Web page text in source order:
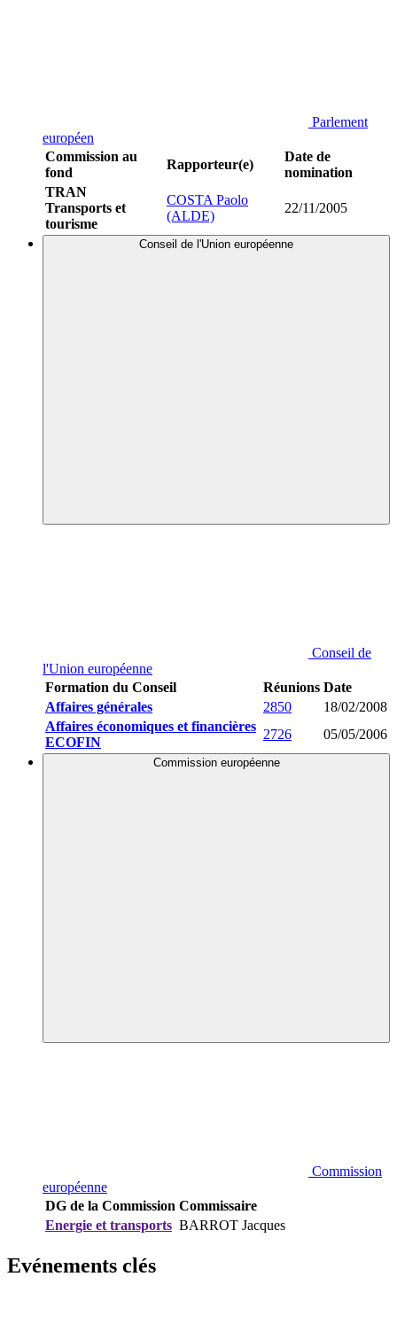
Parlement
européen
Commission au
fond
Rapporteur(e)
Date de
nomination
TRAN
Transports et
tourisme
COSTA Paolo
(ALDE)
22/11/2005
Conseil de l'Union européenne
Conseil de
l'Union européenne
Formation du Conseil
Réunions Date
Affaires générales
2850
18/02/2008
Affaires économiques et financières
ECOFIN
2726 05/05/2006
Commission européenne
Commission
européenne
DG de la Commission Commissaire
Energie et transports BARROT Jacques
Evénements clés